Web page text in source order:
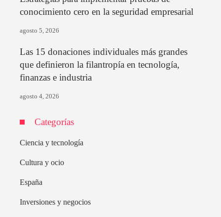
conocimiento cero en la seguridad empresarial
agosto 5, 2026
Las 15 donaciones individuales más grandes
que definieron la filantropía en tecnología,
finanzas e industria
agosto 4, 2026
Categorías
Ciencia y tecnología
Cultura y ocio
España
Inversiones y negocios